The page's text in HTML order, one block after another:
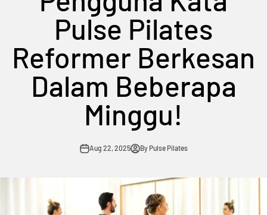
Pulse Pilates
Reformer Berkesan
Dalam Beberapa
Minggu!
Aug 22, 2025 By Pulse Pilates